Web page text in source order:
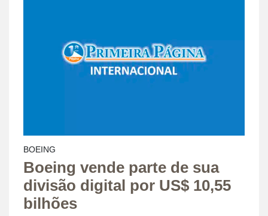
BOEING
Boeing vende parte de sua
divisão digital por US$ 10,55
bilhões